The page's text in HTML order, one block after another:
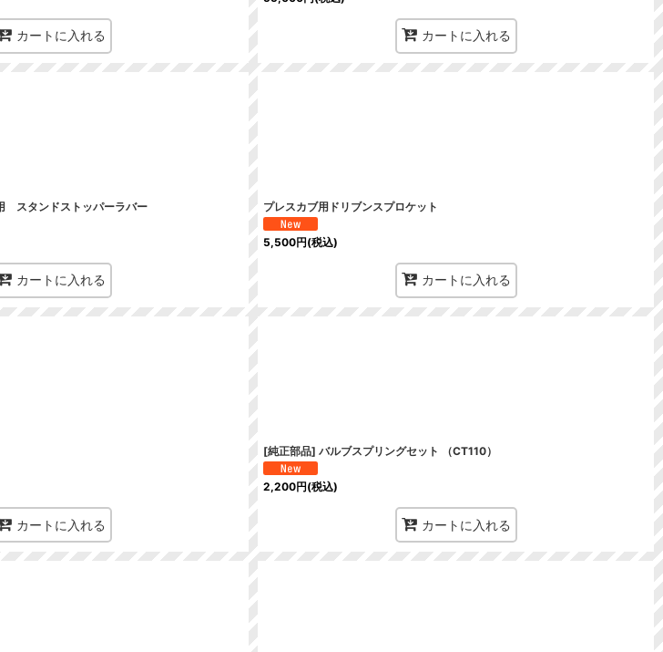
カートに入れる カートに入れる
スタンドストッパーラバー
カートに入れる
プレスカブ用ドリブンスプロケット
5,500円(税込)
カートに入れる
カートに入れる
[純正部品] バルブスプリングセット （CT110）
2,200円(税込)
カートに入れる